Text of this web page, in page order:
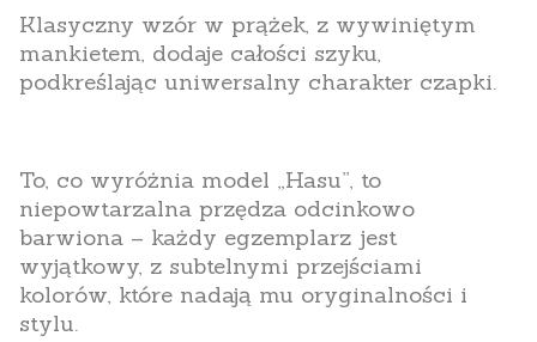
Klasyczny wzór w prążek, z wywiniętym
mankietem, dodaje całości szyku,
podkreślając uniwersalny charakter czapki.
To, co wyróżnia model „Hasu”, to
niepowtarzalna przędza odcinkowo
barwiona – każdy egzemplarz jest
wyjątkowy, z subtelnymi przejściami
kolorów, które nadają mu oryginalności i
stylu.